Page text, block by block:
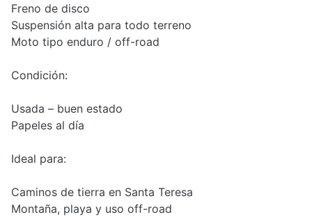
Freno de disco
Suspensión alta para todo terreno
Moto tipo enduro / off-road
Condición:
Usada – buen estado
Papeles al día
Ideal para:
Caminos de tierra en Santa Teresa
Montaña, playa y uso off-road